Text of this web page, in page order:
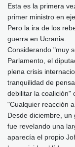
Esta es la primera
primer ministro en
Pero la ira de los
guerra en Ucrania.
Considerando "muy
Parlamento, el
plena crisis
tranquilidad de
debilitar la coalición"
"Cualquier reacción
Desde diciembre, un
fue revelando una
aparecía el propio